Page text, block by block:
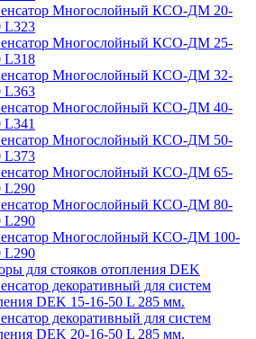
Многослойный КСО-ДМ 20-
L323
Многослойный КСО-ДМ 25-
L318
Многослойный КСО-ДМ 32-
L363
Многослойный КСО-ДМ 40-
L341
Многослойный КСО-ДМ 50-
L373
Многослойный КСО-ДМ 65-
L290
Многослойный КСО-ДМ 80-
L290
Многослойный КСО-ДМ 100-
L290
для стояков отопления DEK
декоративный для систем
DEK 15-16-50 L 285 мм.
декоративный для систем
DEK 20-16-50 L 285 мм.